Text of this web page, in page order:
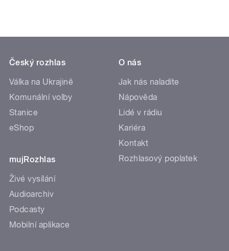
Český rozhlas
Válka na Ukrajině
Komunální volby
Stanice
eShop
mujRozhlas
Živé vysílání
Audioarchiv
Podcasty
Mobilní aplikace
O nás
Jak nás naladíte
Nápověda
Lidé v rádiu
Kariéra
Kontakt
Rozhlasový poplatek